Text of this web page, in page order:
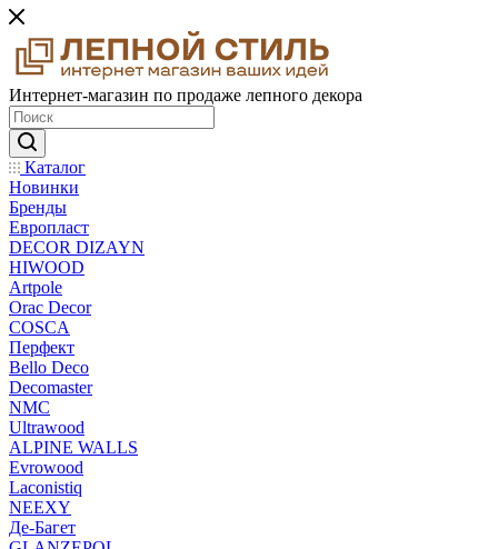
Интернет-магазин по продаже лепного декора
Каталог
Новинки
Бренды
Европласт
DECOR DIZAYN
HIWOOD
Artpole
Orac Decor
COSCA
Перфект
Bello Deco
Decomaster
NMС
Ultrawood
ALPINE WALLS
Evrowood
Laconistiq
NEEXY
Де-Багет